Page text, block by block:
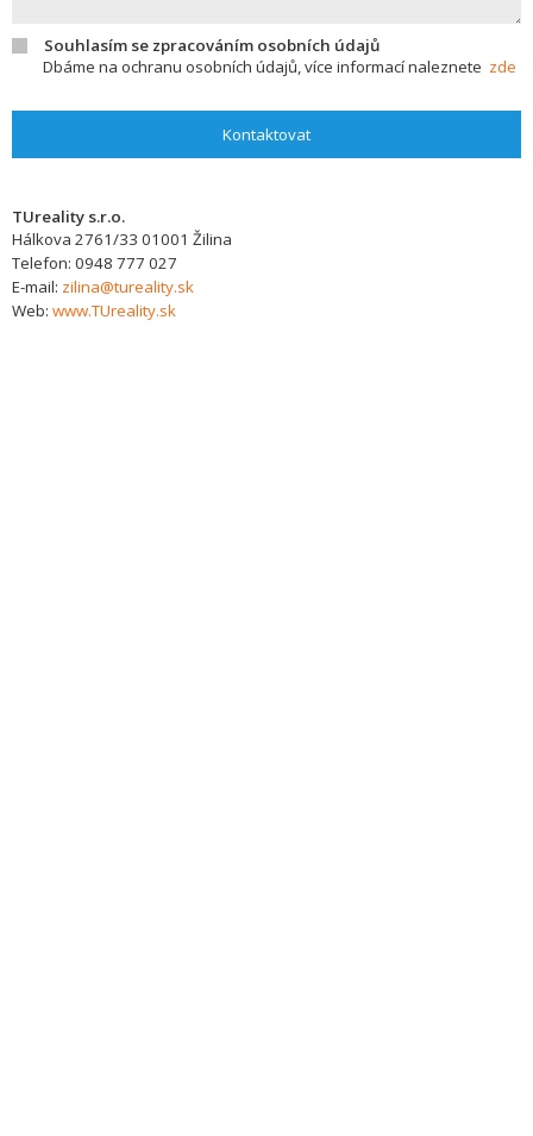
Souhlasím se zpracováním osobních údajů
Dbáme na ochranu osobních údajů, více informací naleznete zde
Kontaktovat
TUreality s.r.o.
Hálkova 2761/33 01001 Žilina
Telefon: 0948 777 027
E-mail: zilina@tureality.sk
Web: www.TUreality.sk